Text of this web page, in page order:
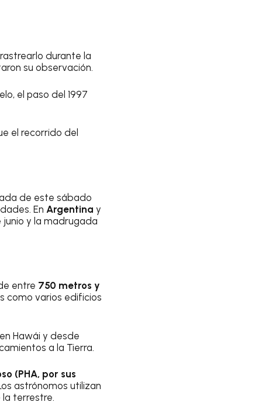
durante la
su observación.
el paso del 1997
el recorrido del
de este sábado
En Argentina y
y la madrugada
entre 750 metros y
como varios edificios
Hawái y desde
a la Tierra.
(PHA, por sus
astrónomos utilizan
terrestre.